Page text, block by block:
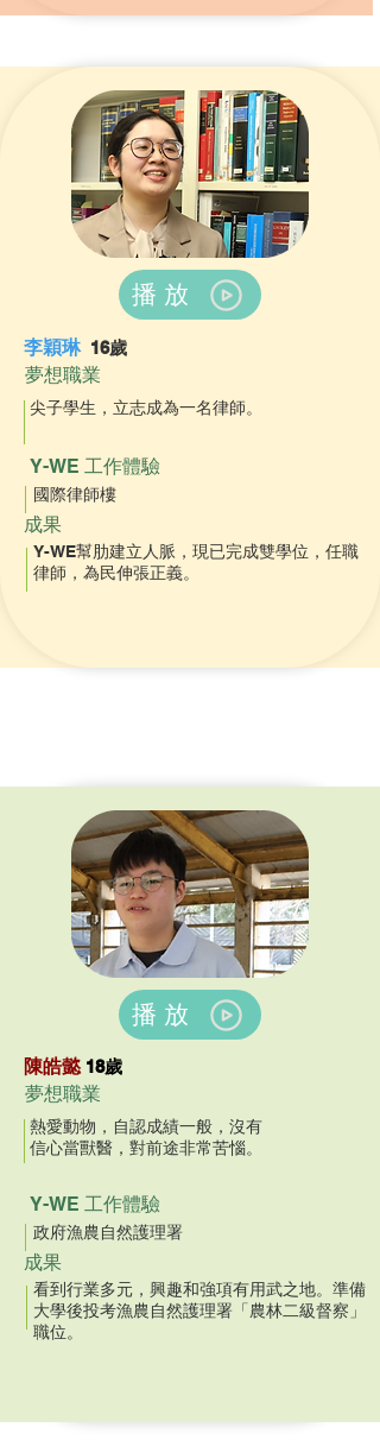
播放
李穎琳 16歲
夢想職業
尖子學生，立志成為一名律師。
Y-WE 工作體驗
國際律師樓
成果
Y-WE幫肋建立人脈，現已完成雙學位，任職
律師，為民伸張正義。
播放
陳皓懿 18歲
夢想職業
熱愛動物，自認成績一般，沒有
信心當獸醫，對前途非常苦惱。
Y-WE 工作體驗
政府漁農自然護理署
成果
看到行業多元，興趣和強項有用武之地。準備
大學後投考漁農自然護理署「農林二級督察」
職位。